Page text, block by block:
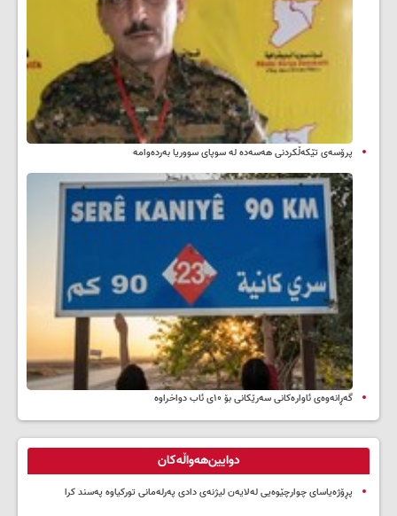
پرۆسەی تێکەڵکردنی هەسەدە لە سوپای سووریا بەردەوامە
گەڕانەوەی ئاوارەکانی سەرێکانی بۆ ۱۰ی ئاب دواخراوە
دوایین‌هەواڵەکان
پڕۆژەیاسای چوارچێوەیی لەلایەن لیژنەی دادی پەرلەمانی تورکیاوە پەسند کرا